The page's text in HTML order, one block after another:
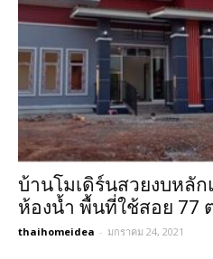
บ้านโมเดิร์นสวยงบหลั
ห้องน้ำ พื้นที่ใช้สอย 77
thaihomeidea - มกราคม 24, 2021